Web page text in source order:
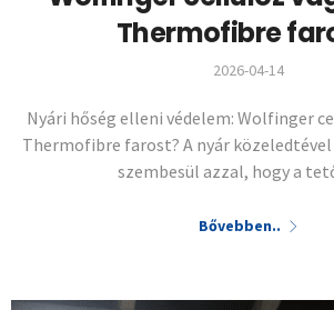
Thermofibre
2026-04-14
Nyári hőség elleni védelem: Wolfinger
Thermofibre farost? A nyár
szembesül azzal, hogy a
Bővebben..